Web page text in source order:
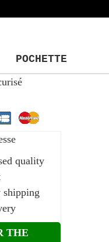
POCHETTE
quality
shipping
THE